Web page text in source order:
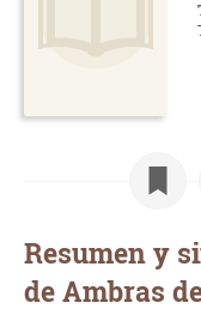
Resumen y
de Ambras